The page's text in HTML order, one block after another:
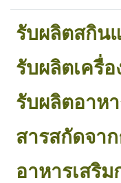
รับผลิตสกิน
รับผลิตเครื่อ
รับผลิตอาหา
สารสกัดจา
อาหารเสริ